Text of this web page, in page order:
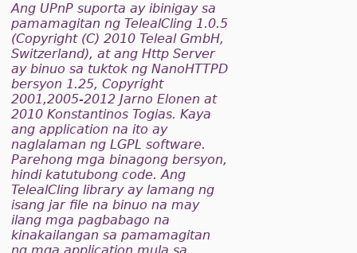
Ang UPnP suporta ay ibinigay sa
pamamagitan ng TelealCling 1.0.5
(Copyright (C) 2010 Teleal GmbH,
Switzerland), at ang Http Server
ay binuo sa tuktok ng NanoHTTPD
bersyon 1.25, Copyright
2001,2005-2012 Jarno Elonen at
2010 Konstantinos Togias. Kaya
ang application na ito ay
naglalaman ng LGPL software.
Parehong mga binagong bersyon,
hindi katutubong code. Ang
TelealCling library ay lamang ng
isang jar file na binuo na may
ilang mga pagbabago na
kinakailangan sa pamamagitan